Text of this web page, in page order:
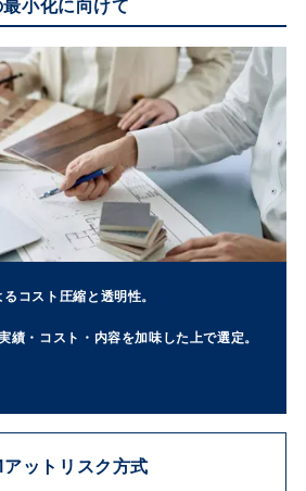
小化に向けて
コスト圧縮と透明性。
績・コスト・内容を加味した上で選定。
アットリスク方式